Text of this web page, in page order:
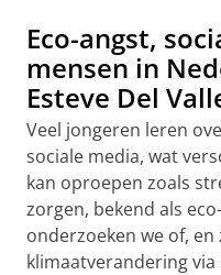
Eco-angst,
mensen in
Esteve Del
Veel jongeren leren
sociale media, wat
kan oproepen zoals
zorgen, bekend als
onderzoeken we of,
klimaatverandering